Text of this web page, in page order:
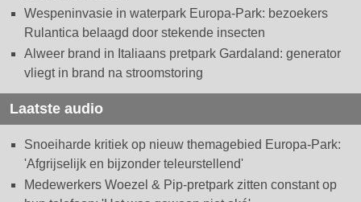
Wespeninvasie in waterpark Europa-Park: bezoekers
Rulantica belaagd door stekende insecten
Alweer brand in Italiaans pretpark Gardaland: generator
vliegt in brand na stroomstoring
Laatste audio
Snoeiharde kritiek op nieuw themagebied Europa-Park:
'Afgrijselijk en bijzonder teleurstellend'
Medewerkers Woezel & Pip-pretpark zitten constant op